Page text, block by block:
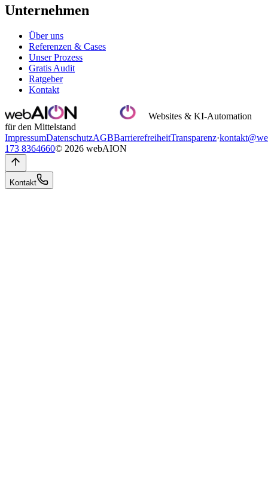
Unternehmen
Über uns
Referenzen & Cases
Unser Prozess
Gratis Audit
Ratgeber
Kontakt
Websites & KI-Automation
für den Mittelstand
ImpressumDatenschutzAGBBarrierefreiheitTransparenz·
173 8364660© 2026 webAION
Kontakt